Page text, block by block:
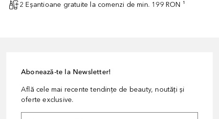
2 Eșantioane gratuite la comenzi de min. 199 RON ¹
Abonează-te la Newsletter!
Află cele mai recente tendințe de beauty, noutăți și
oferte exclusive.